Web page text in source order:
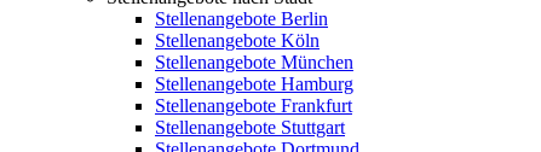
Stellenangebote Berlin
Stellenangebote Köln
Stellenangebote München
Stellenangebote Hamburg
Stellenangebote Frankfurt
Stellenangebote Stuttgart